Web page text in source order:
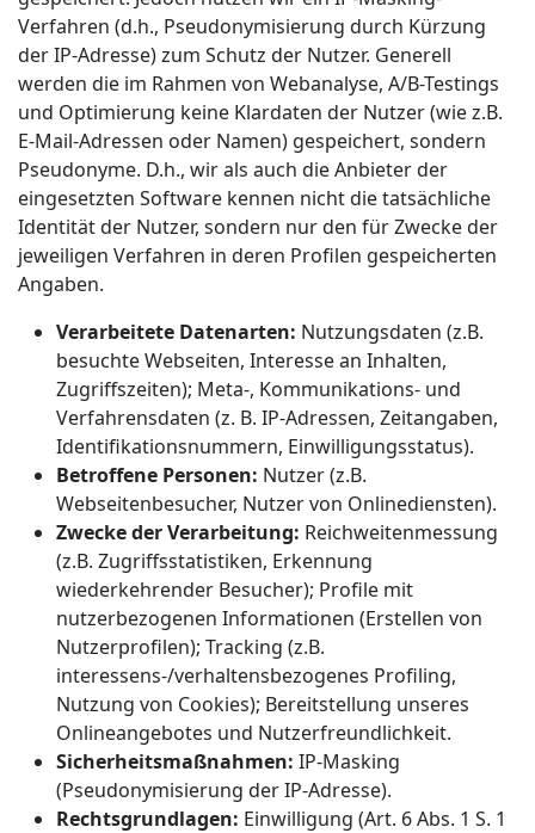
Verfahren (d.h., Pseudonymisierung durch Kürzung
der IP-Adresse) zum Schutz der Nutzer. Generell
werden die im Rahmen von Webanalyse, A/B-Testings
und Optimierung keine Klardaten der Nutzer (wie z.B.
E-Mail-Adressen oder Namen) gespeichert, sondern
Pseudonyme. D.h., wir als auch die Anbieter der
eingesetzten Software kennen nicht die tatsächliche
Identität der Nutzer, sondern nur den für Zwecke der
jeweiligen Verfahren in deren Profilen gespeicherten
Angaben.
Verarbeitete Datenarten: Nutzungsdaten (z.B.
besuchte Webseiten, Interesse an Inhalten,
Zugriffszeiten); Meta-, Kommunikations- und
Verfahrensdaten (z. B. IP-Adressen, Zeitangaben,
Identifikationsnummern, Einwilligungsstatus).
Betroffene Personen: Nutzer (z.B.
Webseitenbesucher, Nutzer von Onlinediensten).
Zwecke der Verarbeitung: Reichweitenmessung
(z.B. Zugriffsstatistiken, Erkennung
wiederkehrender Besucher); Profile mit
nutzerbezogenen Informationen (Erstellen von
Nutzerprofilen); Tracking (z.B.
interessens-/verhaltensbezogenes Profiling,
Nutzung von Cookies); Bereitstellung unseres
Onlineangebotes und Nutzerfreundlichkeit.
Sicherheitsmaßnahmen: IP-Masking
(Pseudonymisierung der IP-Adresse).
Rechtsgrundlagen: Einwilligung (Art. 6 Abs. 1 S. 1